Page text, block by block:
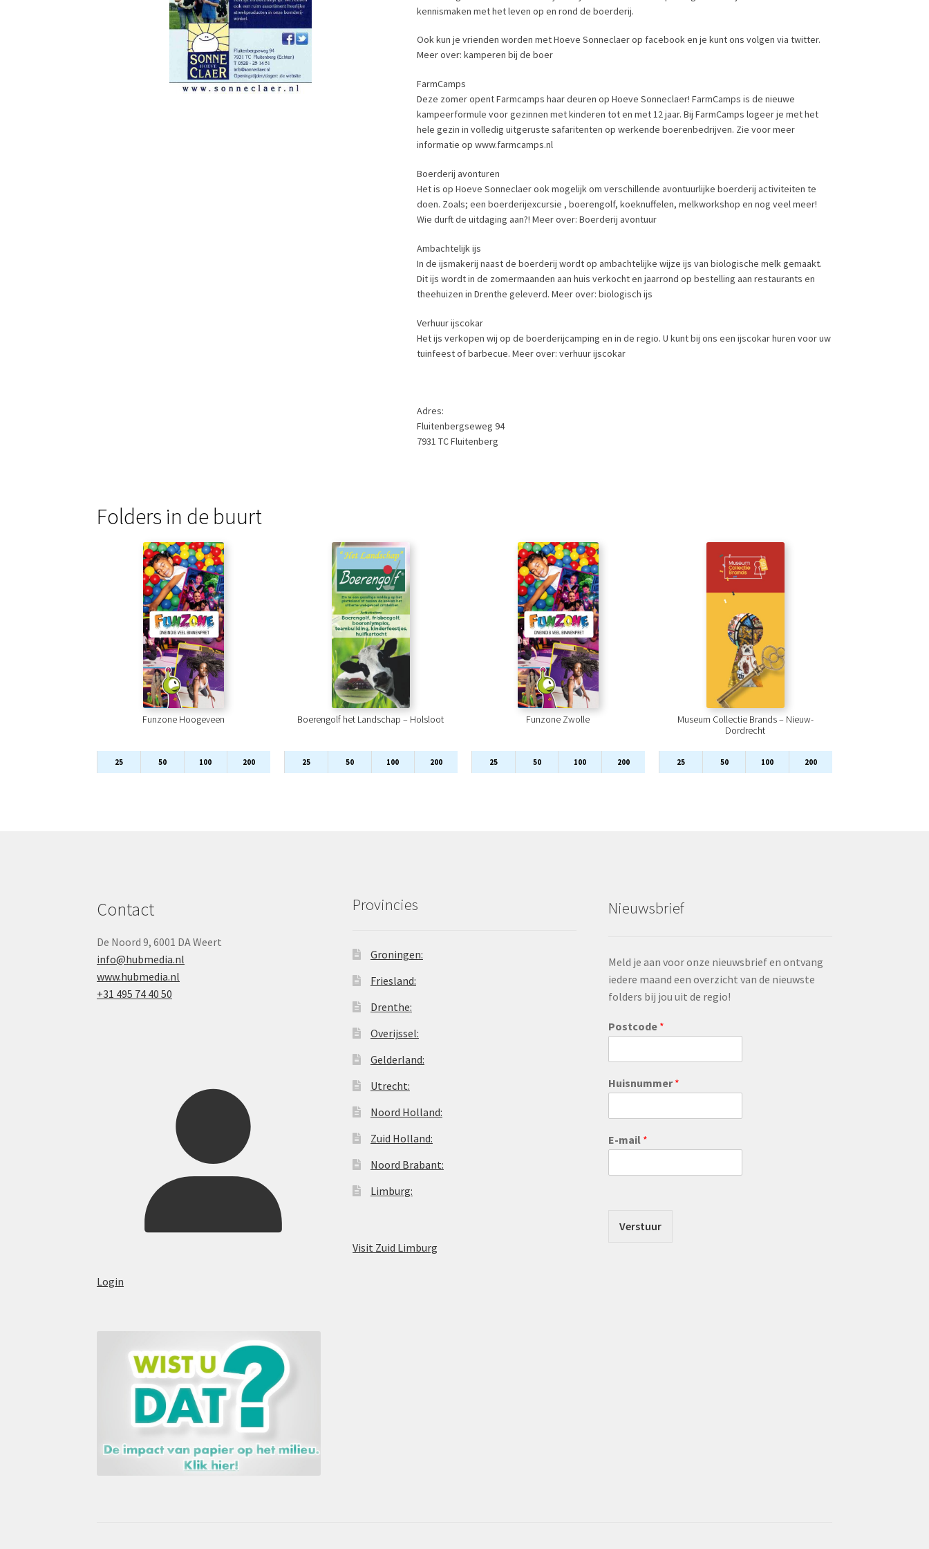
kennismaken met het leven op en rond de boerderij.
Ook kun je vrienden worden met Hoeve Sonneclaer op facebook en je kunt ons volgen via twitter.
Meer over: kamperen bij de boer
FarmCamps
Deze zomer opent Farmcamps haar deuren op Hoeve Sonneclaer! FarmCamps is de nieuwe
kampeerformule voor gezinnen met kinderen tot en met 12 jaar. Bij FarmCamps logeer je met het
hele gezin in volledig uitgeruste safaritenten op werkende boerenbedrijven. Zie voor meer
informatie op www.farmcamps.nl
Boerderij avonturen
Het is op Hoeve Sonneclaer ook mogelijk om verschillende avontuurlijke boerderij activiteiten te
doen. Zoals; een boerderijexcursie , boerengolf, koeknuffelen, melkworkshop en nog veel meer!
Wie durft de uitdaging aan?! Meer over: Boerderij avontuur
Ambachtelijk ijs
In de ijsmakerij naast de boerderij wordt op ambachtelijke wijze ijs van biologische melk gemaakt.
Dit ijs wordt in de zomermaanden aan huis verkocht en jaarrond op bestelling aan restaurants en
theehuizen in Drenthe geleverd. Meer over: biologisch ijs
Verhuur ijscokar
Het ijs verkopen wij op de boerderijcamping en in de regio. U kunt bij ons een ijscokar huren voor uw
tuinfeest of barbecue. Meer over: verhuur ijscokar
Adres:
Fluitenbergseweg 94
7931 TC Fluitenberg
Folders in de buurt
Funzone Hoogeveen
25 50 100 200
Boerengolf het Landschap – Holsloot
25 50 100 200
Funzone Zwolle
25 50 100 200
Museum Collectie Brands – Nieuw-
Dordrecht
25 50 100 200
Contact
De Noord 9, 6001 DA Weert
info@hubmedia.nl
www.hubmedia.nl
+31 495 74 40 50
Login
Provincies
Groningen:
Friesland:
Drenthe:
Overijssel:
Gelderland:
Utrecht:
Noord Holland:
Zuid Holland:
Noord Brabant:
Limburg:
Visit Zuid Limburg
Nieuwsbrief
Meld je aan voor onze nieuwsbrief en ontvang
iedere maand een overzicht van de nieuwste
folders bij jou uit de regio!
Postcode *
Huisnummer*
E-mail *
Verstuur